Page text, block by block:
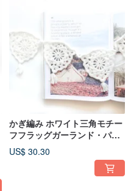
かぎ編み ホワイト三角モチー
フフラッグガーランド・パー
ティー / アウトドア / キャン
プ / ピクニック / 誕生日 / イン
US$ 30.30